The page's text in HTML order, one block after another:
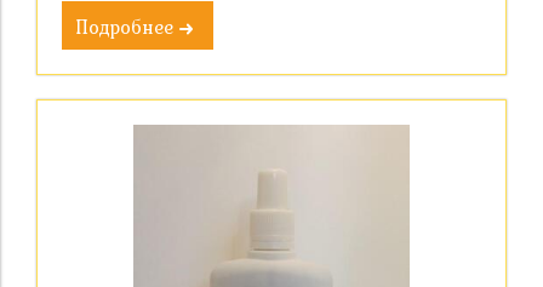
Подробнее